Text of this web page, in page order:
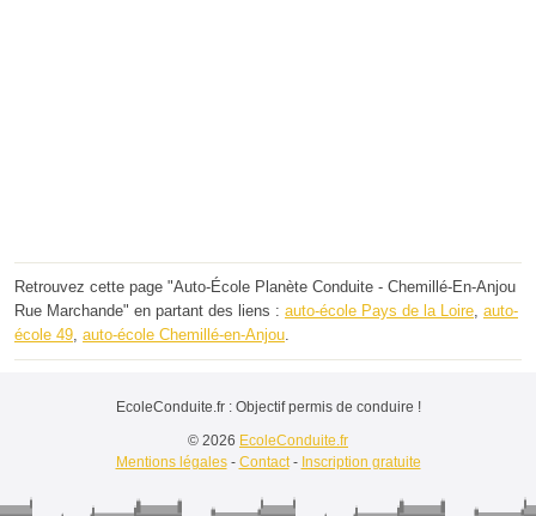
Retrouvez cette page "Auto-École Planète Conduite - Chemillé-En-Anjou
Rue Marchande" en partant des liens : auto-école Pays de la Loire auto-
école 49 auto-école Chemillé-en-Anjou
EcoleConduite.fr : Objectif permis de conduire !
© 2026 EcoleConduite.fr
Mentions légales- Contact- Inscription gratuite